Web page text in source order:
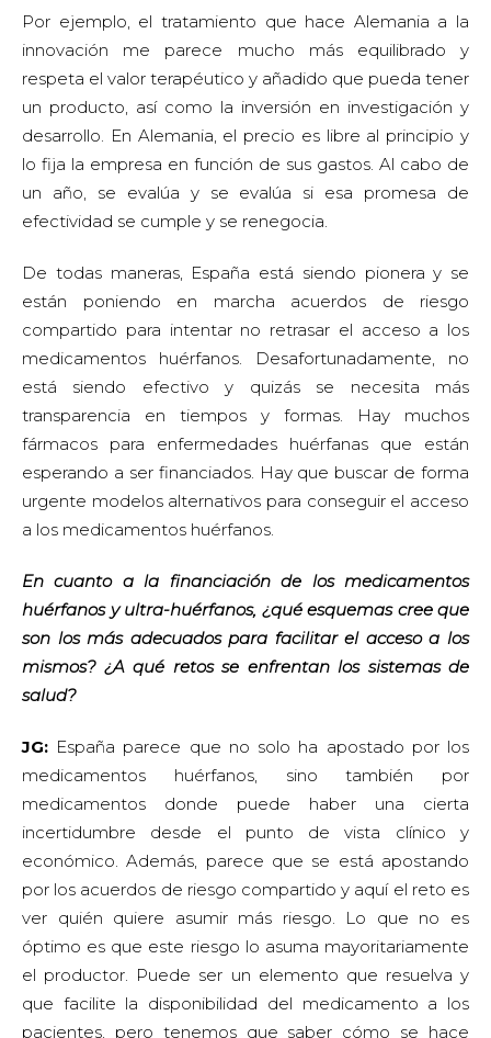
Por ejemplo, el tratamiento que hace Alemania a la
innovación me parece mucho más equilibrado y
respeta el valor terapéutico y añadido que pueda tener
un producto, así como la inversión en investigación y
desarrollo. En Alemania, el precio es libre al principio y
lo fija la empresa en función de sus gastos. Al cabo de
un año, se evalúa y se evalúa si esa promesa de
efectividad se cumple y se renegocia.
De todas maneras, España está siendo pionera y se
están poniendo en marcha acuerdos de riesgo
compartido para intentar no retrasar el acceso a los
medicamentos huérfanos. Desafortunadamente, no
está siendo efectivo y quizás se necesita más
transparencia en tiempos y formas. Hay muchos
fármacos para enfermedades huérfanas que están
esperando a ser financiados. Hay que buscar de forma
urgente modelos alternativos para conseguir el acceso
a los medicamentos huérfanos.
En cuanto a la financiación de los medicamentos
huérfanos y ultra-huérfanos, ¿qué esquemas cree que
son los más adecuados para facilitar el acceso a los
mismos? ¿A qué retos se enfrentan los sistemas de
salud?
JG: España parece que no solo ha apostado por los
medicamentos huérfanos, sino también por
medicamentos donde puede haber una cierta
incertidumbre desde el punto de vista clínico y
económico. Además, parece que se está apostando
por los acuerdos de riesgo compartido y aquí el reto es
ver quién quiere asumir más riesgo. Lo que no es
óptimo es que este riesgo lo asuma mayoritariamente
el productor. Puede ser un elemento que resuelva y
que facilite la disponibilidad del medicamento a los
pacientes, pero tenemos que saber cómo se hace